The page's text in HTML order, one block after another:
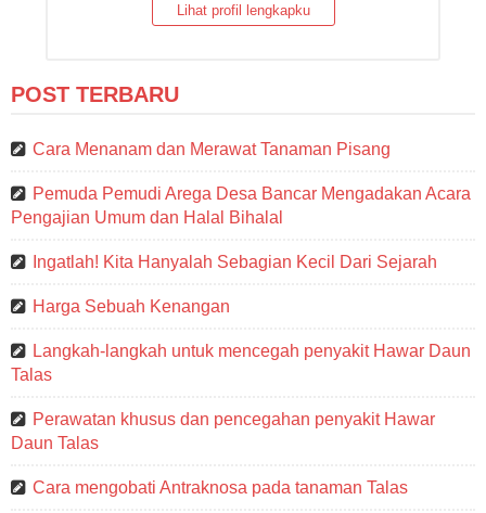
Lihat profil lengkapku
POST TERBARU
Cara Menanam dan Merawat Tanaman Pisang
Pemuda Pemudi Arega Desa Bancar Mengadakan Acara
Pengajian Umum dan Halal Bihalal
Ingatlah! Kita Hanyalah Sebagian Kecil Dari Sejarah
Harga Sebuah Kenangan
Langkah-langkah untuk mencegah penyakit Hawar Daun
Talas
Perawatan khusus dan pencegahan penyakit Hawar
Daun Talas
Cara mengobati Antraknosa pada tanaman Talas